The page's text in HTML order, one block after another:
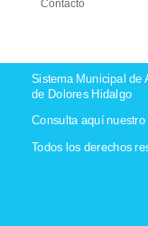
Contacto
Sistema Municipal de
de Dolores Hidalgo
Consulta aquí nuestro
Todos los derechos